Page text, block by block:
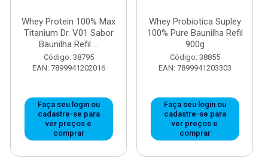
Whey Protein 100% Max
Titanium Dr. V01 Sabor
Baunilha Refil ...
Código: 38795
EAN: 7899941202016
Faça seu login ou
cadastre-se para
ver preços e
comprar
Whey Probiotica Supley
100% Pure Baunilha Refil
900g
Código: 38855
EAN: 7899941203303
Faça seu login ou
cadastre-se para
ver preços e
comprar